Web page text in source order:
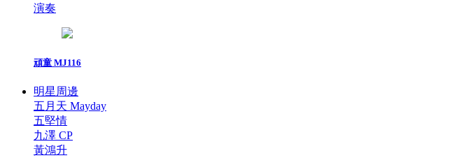
演奏
頑童 MJ116
明星周邊
五月天 Mayday
五堅情
九澤 CP
黃鴻升